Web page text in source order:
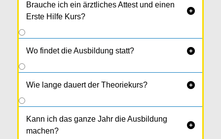
Brauche ich ein ärztliches Attest und einen
Erste Hilfe Kurs?

Wo findet die Ausbildung statt? 
Wie lange dauert der Theoriekurs? 
Kann ich das ganze Jahr die Ausbildung
machen?
